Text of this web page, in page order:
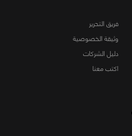
فريق التحرير
وثيقة الخصوصية
دليل الشركات
اكتب معنا